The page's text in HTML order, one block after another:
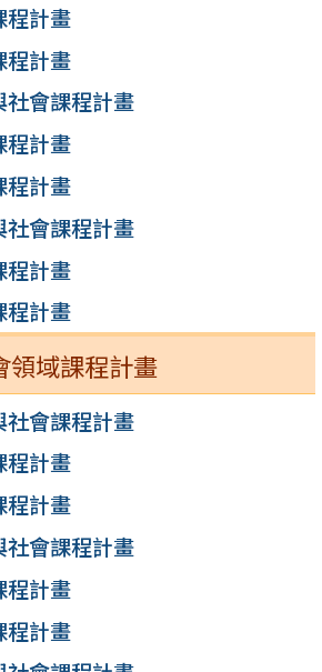
程計畫
程計畫
會課程計畫
程計畫
程計畫
會課程計畫
程計畫
程計畫
領域課程計畫
會課程計畫
程計畫
程計畫
會課程計畫
程計畫
程計畫